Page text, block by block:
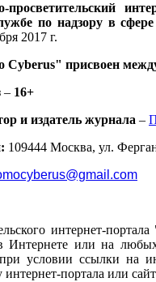
просветительский
по надзору в
2017 г.
Cyberus" присвоен
– 16+
и издатель журнала –
: 109444 Москва, ул.
интернет-
или на
условии ссылки на
портала или